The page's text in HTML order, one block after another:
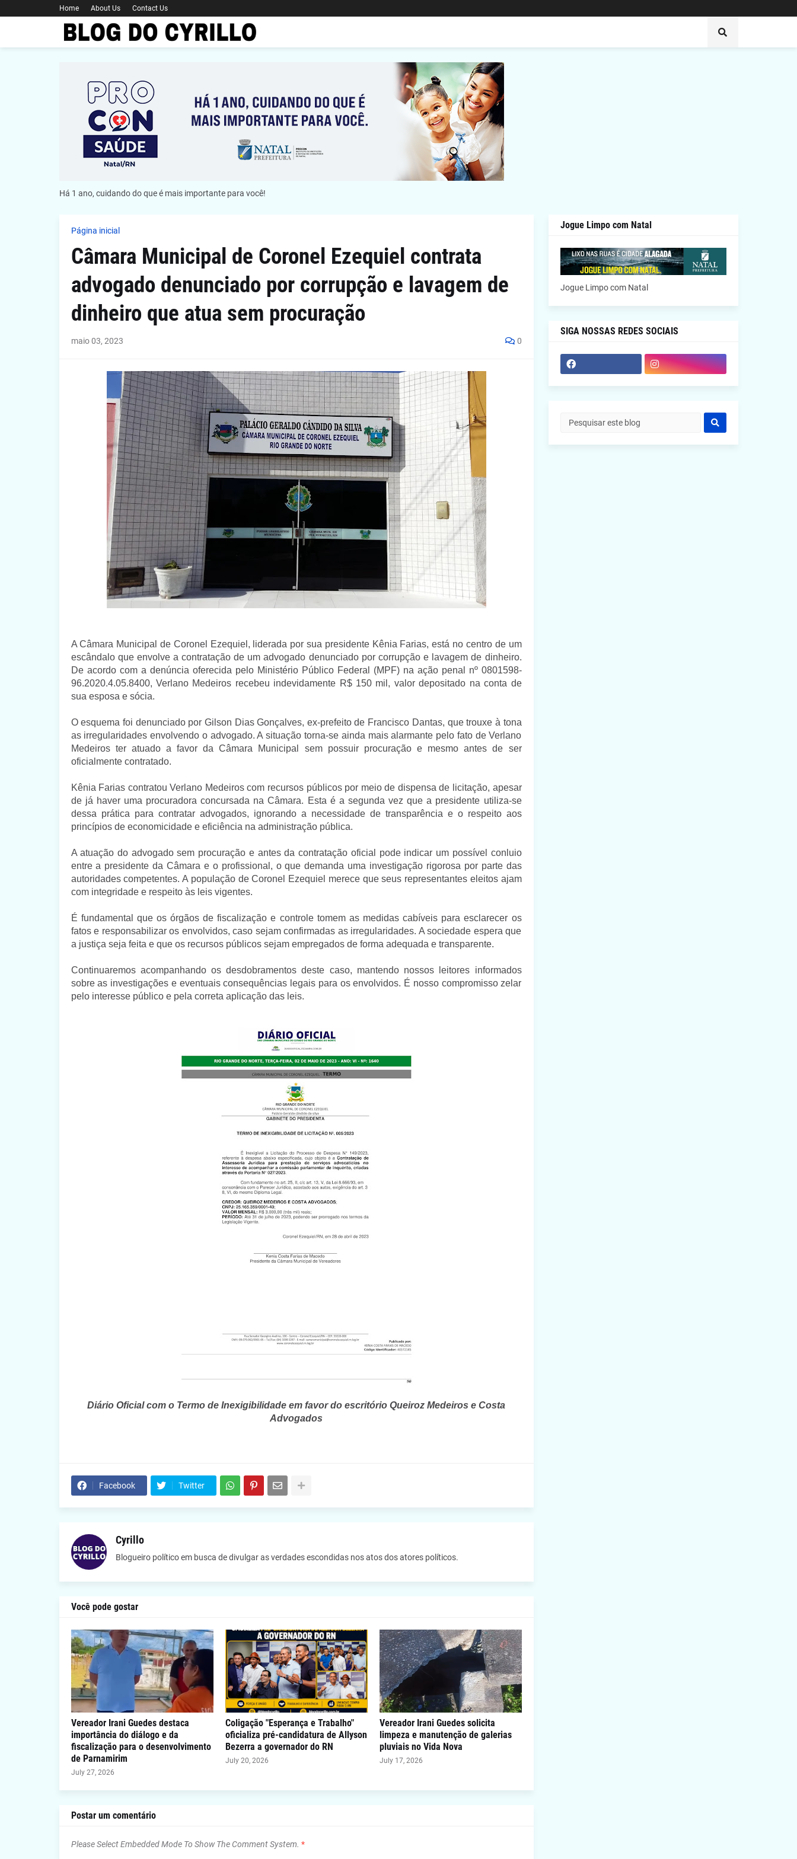
Home About Us Contact Us
Há 1 ano, cuidando do que é mais importante para você!
Página inicial
Câmara Municipal de Coronel Ezequiel contrata
advogado denunciado por corrupção e lavagem de
dinheiro que atua sem procuração
maio 03, 2023 0
A Câmara Municipal de Coronel Ezequiel, liderada por sua presidente Kênia Farias, está no centro de um
escândalo que envolve a contratação de um advogado denunciado por corrupção e lavagem de dinheiro.
De acordo com a denúncia oferecida pelo Ministério Público Federal (MPF) na ação penal nº 0801598-
96.2020.4.05.8400, Verlano Medeiros recebeu indevidamente R$ 150 mil, valor depositado na conta de
sua esposa e sócia.
O esquema foi denunciado por Gilson Dias Gonçalves, ex-prefeito de Francisco Dantas, que trouxe à tona
as irregularidades envolvendo o advogado. A situação torna-se ainda mais alarmante pelo fato de Verlano
Medeiros ter atuado a favor da Câmara Municipal sem possuir procuração e mesmo antes de ser
oficialmente contratado.
Kênia Farias contratou Verlano Medeiros com recursos públicos por meio de dispensa de licitação, apesar
de já haver uma procuradora concursada na Câmara. Esta é a segunda vez que a presidente utiliza-se
dessa prática para contratar advogados, ignorando a necessidade de transparência e o respeito aos
princípios de economicidade e eficiência na administração pública.
A atuação do advogado sem procuração e antes da contratação oficial pode indicar um possível conluio
entre a presidente da Câmara e o profissional, o que demanda uma investigação rigorosa por parte das
autoridades competentes. A população de Coronel Ezequiel merece que seus representantes eleitos ajam
com integridade e respeito às leis vigentes.
É fundamental que os órgãos de fiscalização e controle tomem as medidas cabíveis para esclarecer os
fatos e responsabilizar os envolvidos, caso sejam confirmadas as irregularidades. A sociedade espera que
a justiça seja feita e que os recursos públicos sejam empregados de forma adequada e transparente.
Continuaremos acompanhando os desdobramentos deste caso, mantendo nossos leitores informados
sobre as investigações e eventuais consequências legais para os envolvidos. É nosso compromisso zelar
pelo interesse público e pela correta aplicação das leis.
Diário Oficial com o Termo de Inexigibilidade em favor do escritório Queiroz Medeiros e Costa
Advogados
Facebook Twitter
Cyrillo
Blogueiro político em busca de divulgar as verdades escondidas nos atos dos atores políticos.
Você pode gostar
Vereador Irani Guedes destaca
importância do diálogo e da
fiscalização para o desenvolvimento
de Parnamirim
July 27, 2026
Coligação "Esperança e Trabalho"
oficializa pré-candidatura de Allyson
Bezerra a governador do RN
July 20, 2026
Vereador Irani Guedes solicita
limpeza e manutenção de galerias
pluviais no Vida Nova
July 17, 2026
Postar um comentário
Please Select Embedded Mode To Show The Comment System. *
Jogue Limpo com Natal
Jogue Limpo com Natal
SIGA NOSSAS REDES SOCIAIS